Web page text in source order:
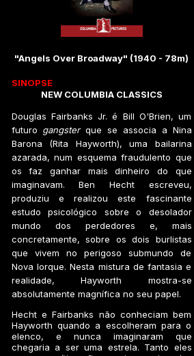
"Angels Over Broadway" (1940 - 78m)
SINOPSE
NEW COLUMBIA CLASSICS
Douglas Fairbanks Jr. é Bill O'Brien, um
futuro gangsterque se associa a Nina
Barona (Rita Hayworth), uma bailarina
azarada, num esquema fraudulento que
os faz ganhar mais dinheiro do que
imaginavam. Ben Hecht escreveu,
produziu e realizou este fascinante
estudo psicológico sobre o desolador
mundo dos perdedores e, mais
concretamente, sobre os dois burlistas
que vivem no perigoso submundo de
Nova Iorque. Nesta mistura de fantasia e
realidade, Hayworth mostra-se
absolutamente magnífica no seu papel.
Hecht e Fairbanks não conheciam bem
Hayworth quando a escolheram para o
elenco, e nunca imaginaram que
chegaria a ser uma estrela. Tanto eles